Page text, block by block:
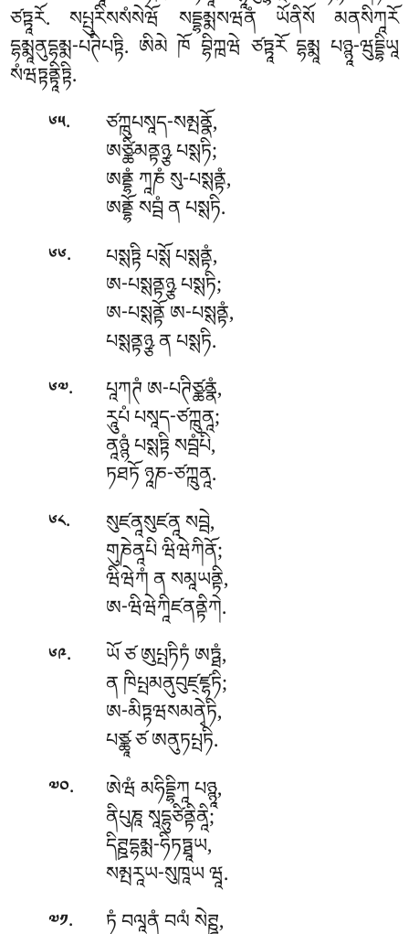
ཙཏྟཱརོ. སཔྤུརིསསཾསེཝོ སདྡྷམྨསཝནཾ ཡོནིསོ མནསིཀཱརོ
དྷམྨཱནུདྷམྨ-པཊིཔཏྟི. ཨིམེ ཁོ བྷིཀྑཝེ ཙཏྟཱརོ དྷམྨཱ པཉྙཱ-ཝུདྡྷིཡཱ
སཾཝཏྟནྟཱིཏྟི.
༦༥. ཙཀྑུཔསཱད-སམྤནྣོ,
ཨཙྪིམནྟཉྩ པསྶཏི;
ཨནྡྷཾ ཀཱཎཾ སུ-པསྶནྟཾ,
ཨནྡྷོ སབྦཾ ན པསྶཏི.
༦༦. པསྶཏྟིཔསྶོ པསྶནྟཾ,
ཨ-པསྶནྟཉྩ པསྶཏི;
ཨ-པསྶནྟོ ཨ-པསྶནྟཾ,
པསྶནྟཉྩ ན པསྶཏི.
༦༧. པཱཀཊཾཨ-པཊིཙྪནྣཾ,
རཱུཔཾ པསཱད-ཙཀྑུནཱ;
ནཱཉྙཾ པསྶཏྟི སབྦཾཔི,
ཏཐཏོ ཉཱཎ-ཙཀྑུནཱ.
༦༨. སུཛནཱསུཛནཱསབྦེ,
གུཎེནཱཔི ཝིཝེཀིནོ;
ཝིཝེཀཾ ན སམཱཡནྟི,
ཨ-ཝིཝེཀཱིཛནནྟིཀེ.
༦༩. ཡོཙ ཨུཔྤཏིཏཾ ཨཏྠཾ,
ན ཁིཔྤམནུབུཛ྄ཛྷཏི;
ཨ-མིཏྟཝསམནྭེཏི,
པཙྪཱ ཙ ཨནུཏཔྤཏི.
༧༠. ཨེཝཾམཧིདྡྷིཀཱ པཉྙཱ,
ནིཔུཎཱ སཱདྷུཙིནྟིནཱི;
དིཊྛདྷམྨ-ཧིཏཏྠཱཡ,
སམྤརཱཡ-སུཁཱཡ ཝཱ.
༧༡